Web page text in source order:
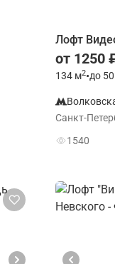
Лофт
от 1250
134 м2•до
Санкт-
1540